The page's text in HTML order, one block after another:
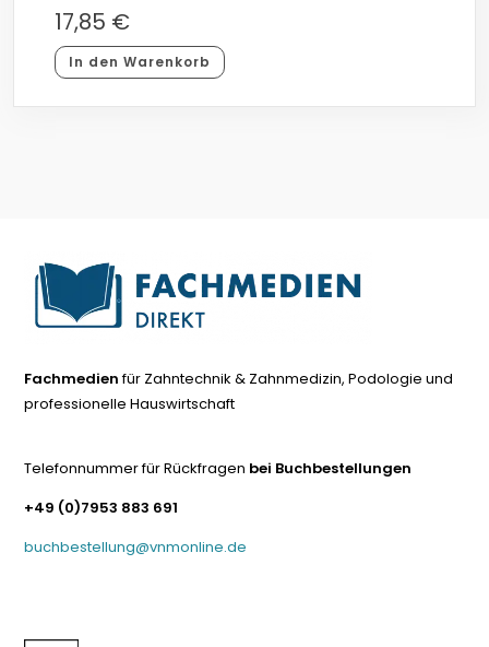
17,85 €
In den Warenkorb
Fachmedienfür Zahntechnik & Zahnmedizin, Podologie und
professionelle Hauswirtschaft
Telefonnummer für Rückfragen bei Buchbestellungen
+49 (0)7953 883 691
buchbestellung@vnmonline.de